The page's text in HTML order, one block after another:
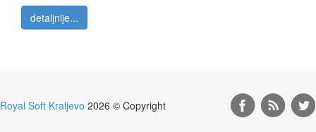
detaljnije...
Royal Soft Kraljevo 2026 © Copyright